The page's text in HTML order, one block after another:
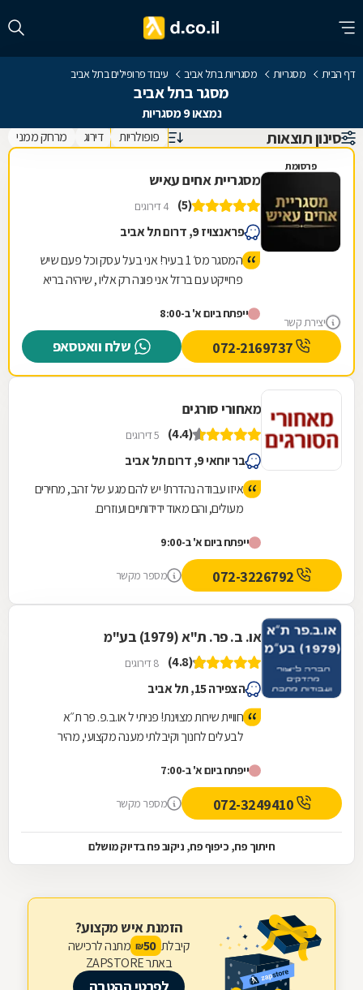
דף הבית מסגריות מסגריות בתל אביב עיבוד פרופילים בתל אביב
מסגר בתל אביב
נמצאו 9 מסגריות
סינון תוצאות פופולריות דירוג מרחק ממני
פרסומת
יצירת קשר
מסגריית אחים עאיש
(5) 4 דירוגים
פראנצויז 9, דרום תל אביב
המסגר מס׳ 1 בעיר! אני בעל עסק וכל פעם שיש
פרוייקט עם ברזל אני פונה רק אליו , שיהיה בריא
שלוקחת לאחרים הרבה זמן אצלו קיבלתי
במהירות והכל במחיר טוב ששווה לעבודה
שנעשית תודה ובהצלחה חבר
ייפתח ביום א' ב-8:00
שלח וואטסאפ
מאחורי סורגים
(4.4) 5 דירוגים
בר יוחאי 9, דרום תל אביב
איזו עבודה נהדרת! יש להם מגע של זהב, מחירים
מעולים, והם מאוד ידידותיים ועוזרים.
ייפתח ביום א' ב-9:00
מספר מקשר
או. ב. פר. ת"א (1979) בע"מ
(4.8) 8 דירוגים
הצפירה 15, תל אביב
חוויית שירות מצוינת! פניתי ל או.ב.פ. פר ת״א
לבעלים לחנוך וקיבלתי מענה מקצועי, מהיר
בסטנדרטים גבוהים, וההתאמה לצרכים שלי
הייתה מדויקת. הצוות סבלני, זמין ומסביר פנים
לאורך כל התהליך. בהחלט מקום שאפשר
לסמוך עליו – ממליץ בחום!
ייפתח ביום א' ב-7:00
מספר מקשר
חיתוך פח, כיפוף פח, ניקוב פח בדיוק מושלם
הזמנת איש מקצוע?
קיבלת 50
₪ מתנה לרכישה
באתר ZAPSTORE